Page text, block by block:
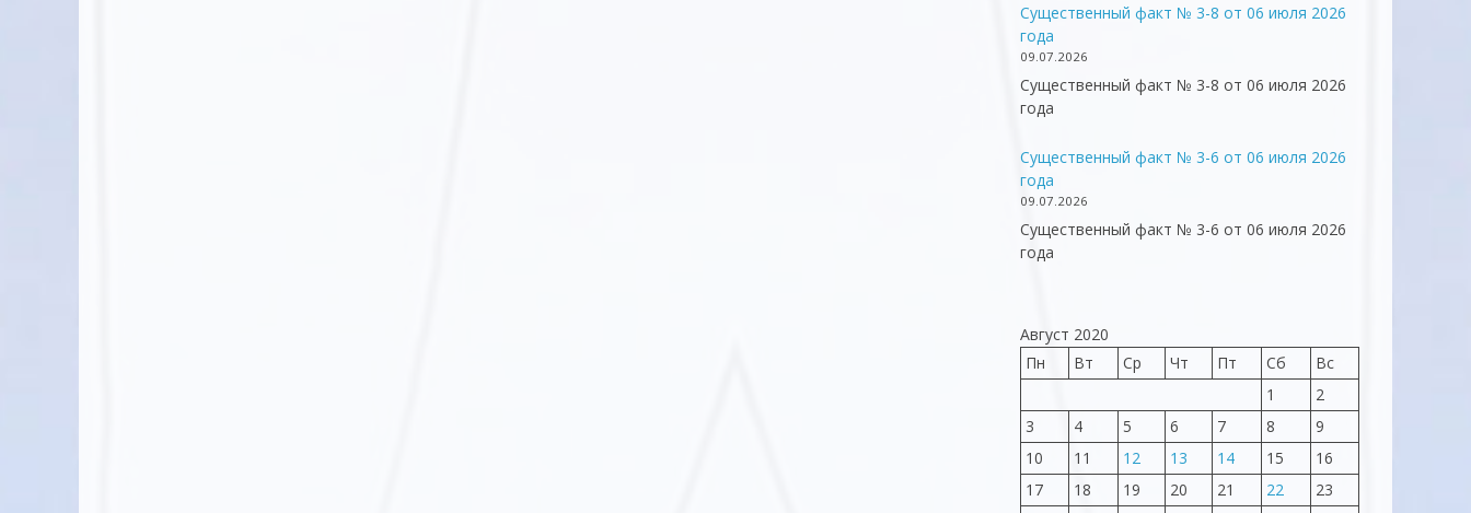
Существенный факт № 3-8 от 06 июля 2026
года
09.07.2026
Существенный факт № 3-8 от 06 июля 2026
года
Существенный факт № 3-6 от 06 июля 2026
года
09.07.2026
Существенный факт № 3-6 от 06 июля 2026
года
Август 2020
Пн
Вт Ср Чт Пт Сб
Вс
1
2
3
4 5 6 7 8
9
10
11 12 13 14 15
16
17
18 19 20 21 22
23